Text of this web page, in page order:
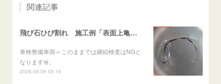
関連記事
飛び石ひび割れ 施工例「表面上亀裂・ダメージクラック」ステラ
車検整備車両＝このままでは継続検査はNGと
なります🚨。
2026.08.06 05:16